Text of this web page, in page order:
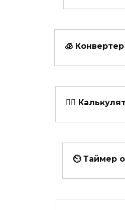
🧊
👩‍⚕️
⏲ Таймер